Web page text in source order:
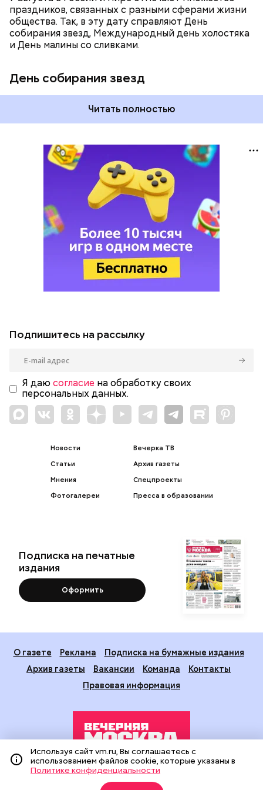
праздников, связанных с разными сферами жизни
общества. Так, в эту дату справляют День
собирания звезд, Международный день холостяка
и День малины со сливками.
День собирания звезд
Читать полностью
Подпишитесь на рассылку
Я даю согласие на обработку своих
персональных данных.
Новости
Статьи
Мнения
Фотогалереи
Вечерка ТВ
Архив газеты
Спецпроекты
Пресса в образовании
Подписка на печатные
издания
Оформить
О газете Реклама
Подписка на бумажные издания
Архив газеты
Вакансии Команда
Контакты
Правовая информация
Издание создано при финансовой поддержке Департамента
средств массовой информации и рекламы города Москвы.
Используя сайт vm.ru, Вы соглашаетесь с
использованием файлов cookie, которые указаны в
Политике конфиденциальности